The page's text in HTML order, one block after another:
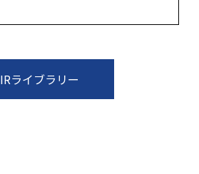
IRライブラリー